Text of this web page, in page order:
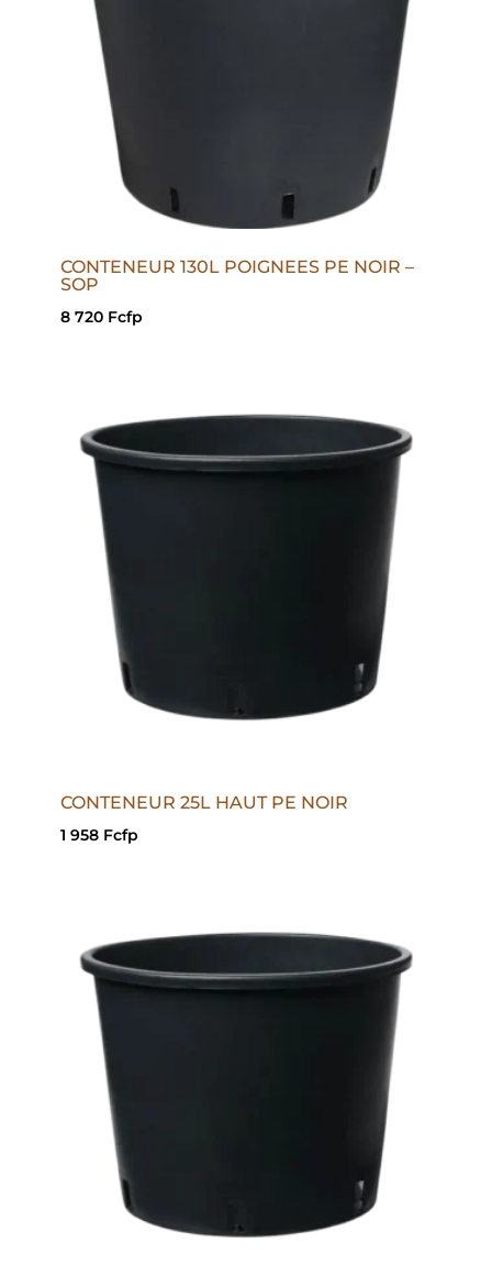
CONTENEUR 130L POIGNEES PE NOIR –
SOP
8 720 Fcfp
CONTENEUR 25L HAUT PE NOIR
1 958 Fcfp